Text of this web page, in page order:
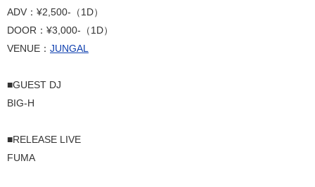
ADV：¥2,500-（1D）
DOOR：¥3,000-（1D）
VENUE： JUNGAL
■GUEST DJ
BIG-H
■RELEASE LIVE
FUMA